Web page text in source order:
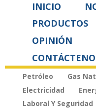
INICIO
PRODUCTOS
OPINIÓN
Petróleo Gas
Electricidad
Laboral Y Seguridad